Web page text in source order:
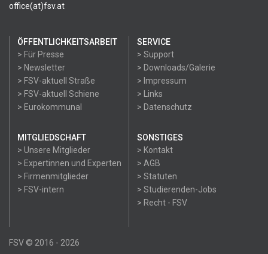
office(at)fsv.at
ÖFFENTLICHKEITSARBEIT
> Für Presse
> Newsletter
> FSV-aktuell Straße
> FSV-aktuell Schiene
> Eurokommunal
SERVICE
> Support
> Downloads/Galerie
> Impressum
> Links
> Datenschutz
MITGLIEDSCHAFT
> Unsere Mitglieder
> Expertinnen und Experten
> Firmenmitglieder
> FSV-intern
SONSTIGES
> Kontakt
> AGB
> Statuten
> Studierenden-Jobs
> Recht - FSV
FSV © 2016 - 2026